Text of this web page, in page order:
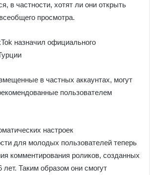
в частности, хотят ли они открыть
просмотра.
назначил официального
в частных аккаунтах, могут
пользователем
настроек
для молодых пользователей теперь
комментирования роликов, созданных
Таким образом они смогут